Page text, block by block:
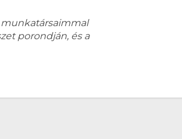
munkatársaimmal
porondján, és a